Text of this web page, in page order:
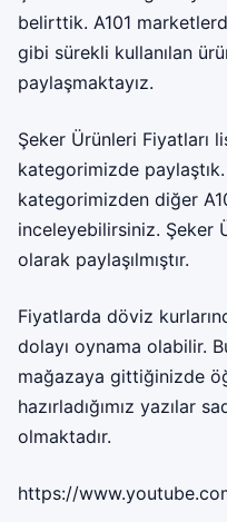
belirttik. A101
gibi sürekli kullanılan
paylaşmaktayız.
Şeker Ürünleri Fiyatları
kategorimizde
kategorimizden diğer
inceleyebilirsiniz. Şeker
olarak paylaşılmıştır.
Fiyatlarda döviz
dolayı oynama olabilir.
mağazaya gittiğinizde
hazırladığımız yazılar
olmaktadır.
https://